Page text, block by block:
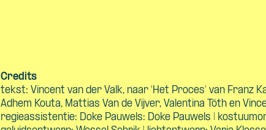
Credits
tekst: Vincent van der Valk, naar ‘Het Proces’ van Franz
Adhem Kouta, Mattias Van de Vijver, Valentina Tóth en
regieassistentie: Doke Pauwels: Doke Pauwels |